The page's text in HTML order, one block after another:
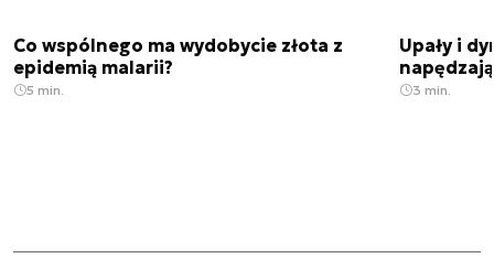
Co wspólnego ma wydobycie złota z
epidemią malarii?
5 min.
Upały i
3 min.